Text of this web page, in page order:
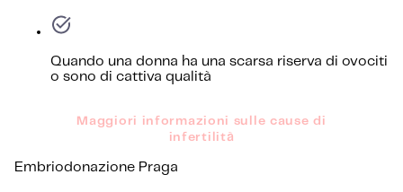
Quando una donna ha una scarsa riserva di ovociti
o sono di cattiva qualità
Maggiori informazioni sulle cause di
infertilità
Embriodonazione Praga